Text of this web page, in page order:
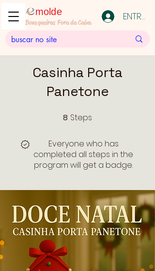
molde
Bonequeiras Fora da Caixa ENTRAR
Casinha Porta
Panetone
8 Steps
Everyone who has
completed all steps in the
program will get a badge.